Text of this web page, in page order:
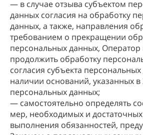
— в случае отзыва субъектом
данных согласия на обработку
данных, а также, направления
требованием о прекращении
персональных данных, Оператор
продолжить обработку
согласия субъекта
наличии оснований, указанных в
персональных данных;
— самостоятельно определять
мер, необходимых и
выполнения обязанностей,